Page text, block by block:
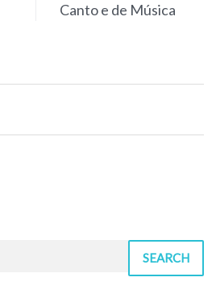
Canto e de Música
SEARCH